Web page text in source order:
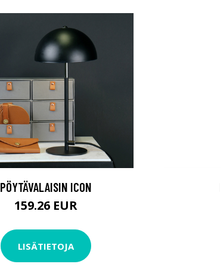
PÖYTÄVALAISIN ICON
159.26 EUR
LISÄTIETOJA